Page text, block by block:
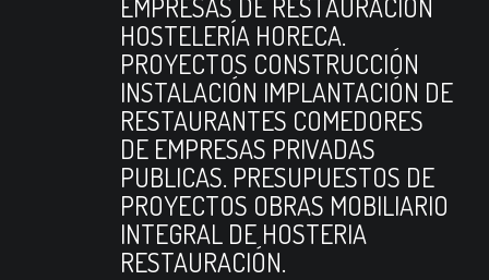
EMPRESAS DE RESTAURACIÓN
HOSTELERÍA HORECA.
PROYECTOS CONSTRUCCIÓN
INSTALACIÓN IMPLANTACIÓN DE
RESTAURANTES COMEDORES
DE EMPRESAS PRIVADAS
PUBLICAS. PRESUPUESTOS DE
PROYECTOS OBRAS MOBILIARIO
INTEGRAL DE HOSTERIA
RESTAURACIÓN.